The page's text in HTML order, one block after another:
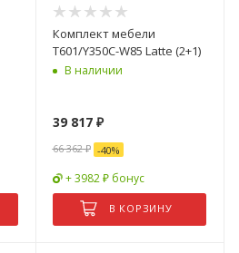
Комплект мебели
T601/Y350C-W85 Latte (2+1)
В наличии
39 817₽
66 362₽ -40%
+ 3982 ₽ бонус
В КОРЗИНУ